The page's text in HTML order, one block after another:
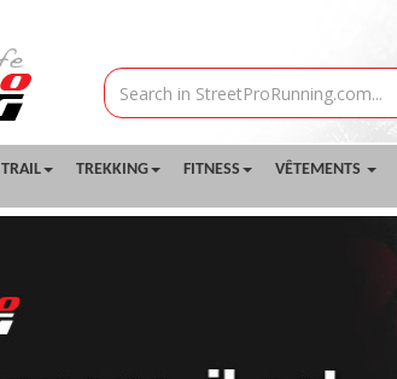
TRAIL TREKKING FITNESS VÊTEMENTS